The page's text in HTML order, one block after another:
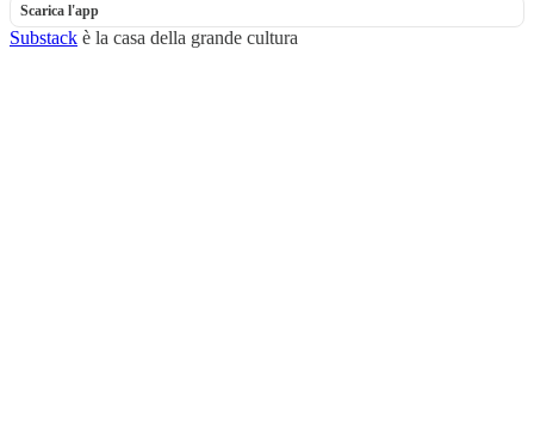
Scarica l'app
Substack è la casa della grande cultura